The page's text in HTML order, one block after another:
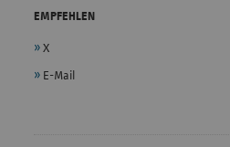
EMPFEHLEN
X
E-Mail